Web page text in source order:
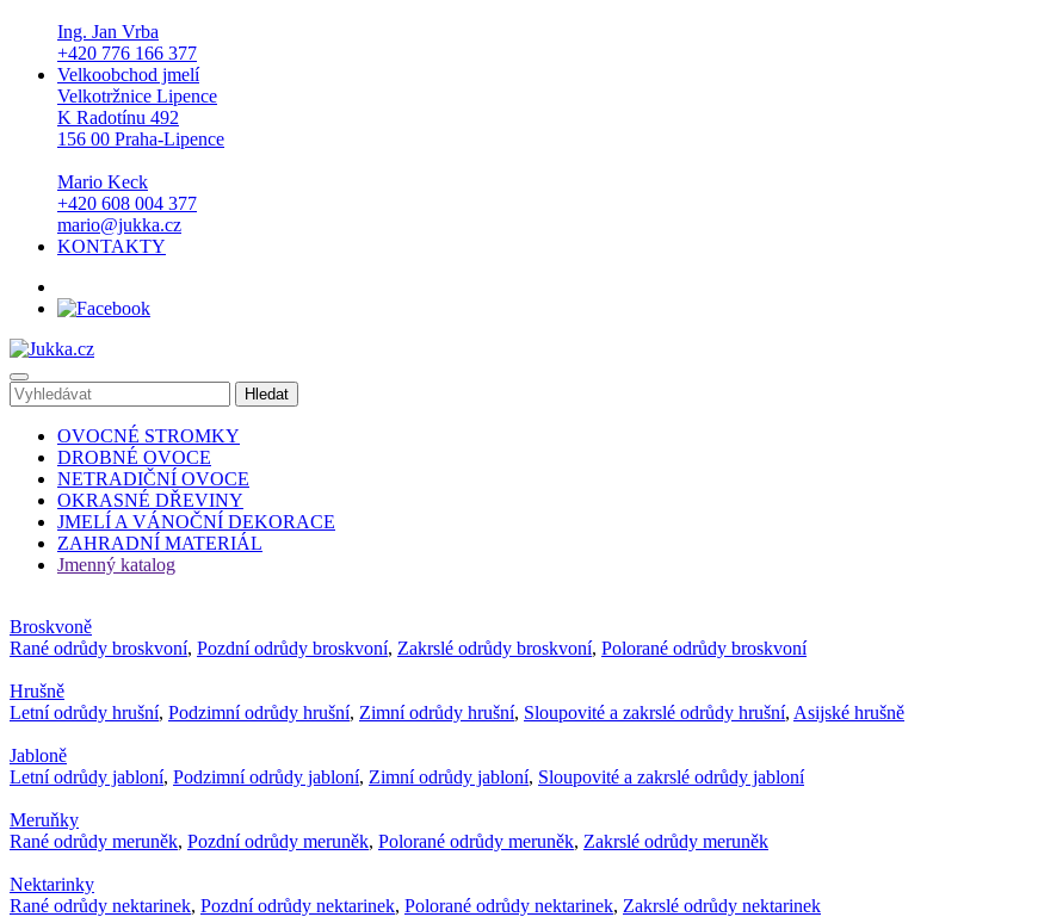
Ing. Jan Vrba
+420 776 166 377
Velkoobchod jmelí
Velkotržnice Lipence
K Radotínu 492
156 00 Praha-Lipence
Mario Keck
+420 608 004 377
mario@jukka.cz
KONTAKTY
OVOCNÉ STROMKY
DROBNÉ OVOCE
NETRADIČNÍ OVOCE
OKRASNÉ DŘEVINY
JMELÍ A VÁNOČNÍ DEKORACE
ZAHRADNÍ MATERIÁL
Jmenný katalog
Broskvoně
Rané odrůdy broskvoní, Pozdní odrůdy broskvoní, Zakrslé odrůdy broskvoní, Polorané odrůdy broskvoní
Hrušně
Letní odrůdy hrušní, Podzimní odrůdy hrušní, Zimní odrůdy hrušní, Sloupovité a zakrslé odrůdy hrušní, Asijské hrušně
Jabloně
Letní odrůdy jabloní, Podzimní odrůdy jabloní, Zimní odrůdy jabloní, Sloupovité a zakrslé odrůdy jabloní
Meruňky
Rané odrůdy meruněk, Pozdní odrůdy meruněk, Polorané odrůdy meruněk, Zakrslé odrůdy meruněk
Nektarinky
Rané odrůdy nektarinek, Pozdní odrůdy nektarinek, Polorané odrůdy nektarinek, Zakrslé odrůdy nektarinek